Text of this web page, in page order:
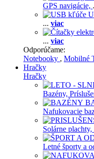
GPS navigácie,
... viac
... viac
Odporúčame:
Notebooky , Mobilné
Hračky
Hračky
Bazény,
Nafukovacie
Solárne plachty,
Letné športy a